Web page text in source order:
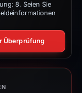
8. Seien Sie
Überprüfung